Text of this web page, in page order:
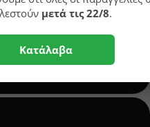
μετά τις 22/8.
Κατάλαβα